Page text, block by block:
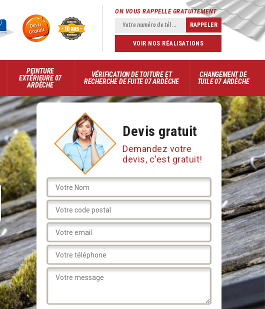
ON VOUS RAPPELLE GRATUITEMENT
VOIR NOS RÉALISATIONS
PEINTURE
EXTÉRIEURE 07
ARDÈCHE
VÉRIFICATION DE TOITURE ET
RECHERCHE DE FUITE 07 ARDÈCHE
CHANGEMENT DE
TUILE 07 ARDÈCHE
Devis gratuit
Demandez votre
devis, c'est gratuit!